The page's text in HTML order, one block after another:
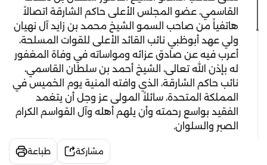
القاسمي، عضو المجلس الأعلى حاكم الشارقة اتصالاً
هاتفياً من صاحب السمو الشيخ محمد بن زايد آل نهيان
ولي عهد أبوظبي نائب القائد الأعلى للقوات المسلحة،
أعرب فيه عن صادق عزائه ومواساته في وفاة المغفور
له بإذن الله تعالى، الشيخ أحمد بن سلطان القاسمي،
نائب حاكم الشارقة، الذي وافته المنية يوم الخميس في
المملكة المتحدة، سائلاً المولى عز وجل أن يتغمد
الفقيد بواسع رحمته وأن يلهم أهله وآل القواسم الكرام
الصبر والسلوان.
مشاركة طباعة